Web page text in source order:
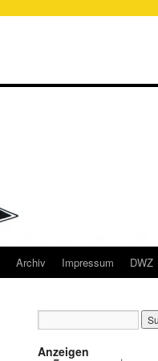
Archiv Impressum DWZ
Anzeigen